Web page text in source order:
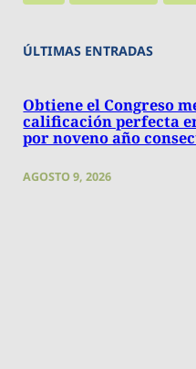
ÚLTIMAS ENTRADAS
Obtiene el Congreso
calificación perfecta
por noveno año
AGOSTO 9, 2026